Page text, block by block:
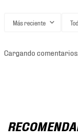
Más reciente
Cargando comentarios…